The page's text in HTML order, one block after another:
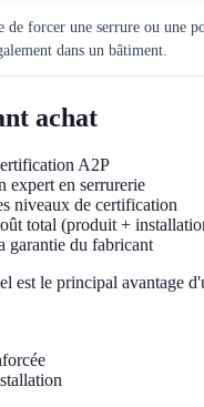
de forcer une serrure ou une
dans un bâtiment.
achat
A2P
expert en serrurerie
niveaux de certification
total (produit +
garantie du fabricant
est le principal avantage